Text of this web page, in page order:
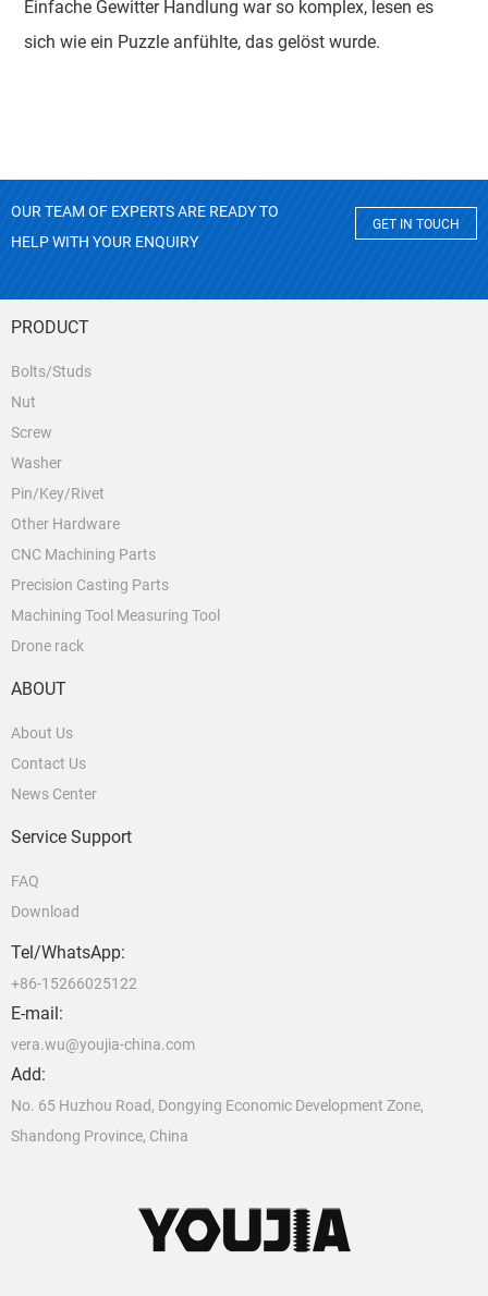
Einfache Gewitter Handlung war so komplex, lesen es
sich wie ein Puzzle anfühlte, das gelöst wurde.
OUR TEAM OF EXPERTS ARE READY TO
HELP WITH YOUR ENQUIRY
GET IN TOUCH
PRODUCT
Bolts/Studs
Nut
Screw
Washer
Pin/Key/Rivet
Other Hardware
CNC Machining Parts
Precision Casting Parts
Machining Tool Measuring Tool
Drone rack
ABOUT
About Us
Contact Us
News Center
Service Support
FAQ
Download
Tel/WhatsApp:
+86-15266025122
E-mail:
vera.wu@youjia-china.com
Add:
No. 65 Huzhou Road, Dongying Economic Development Zone,
Shandong Province, China